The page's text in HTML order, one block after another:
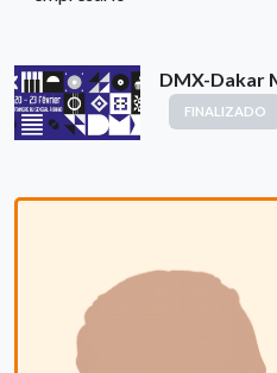
DMX-Dakar
FINALIZADO